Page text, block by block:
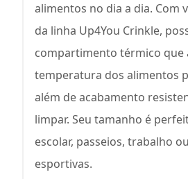
alimentos no dia a dia. Com
da linha Up4You Crinkle,
compartimento térmico que
temperatura dos alimentos
além de acabamento
limpar. Seu tamanho é
escolar, passeios, trabalho
esportivas.